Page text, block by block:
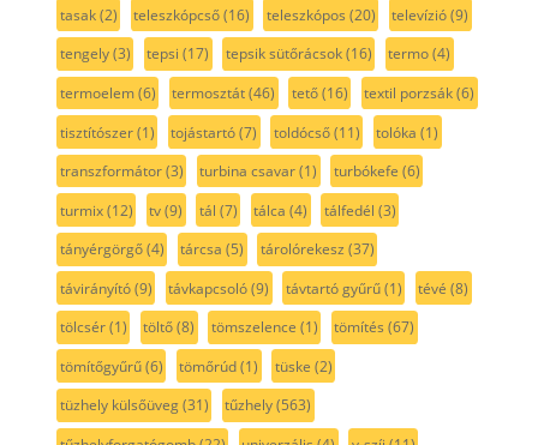
tasak(2) teleszkópcső(16) teleszkópos (20) televízió(9)
tengely(3) tepsi (17) tepsik sütőrácsok(16) termo(4)
termoelem(6) termosztát(46) tető(16) textil porzsák(6)
tisztítószer(1) tojástartó(7) toldócső(11) tolóka (1)
transzformátor(3) turbina csavar(1) turbókefe (6)
turmix(12) tv(9) tál (7) tálca (4) tálfedél (3)
tányérgörgő(4) tárcsa (5) tárolórekesz (37)
távirányító(9) távkapcsoló(9) távtartó gyűrű(1) tévé (8)
tölcsér(1) töltő(8) tömszelence (1) tömítés (67)
tömítőgyűrű(6) tömőrúd(1) tüske (2)
tüzhely külsőüveg(31) tűzhely(563)